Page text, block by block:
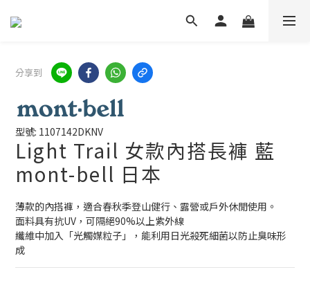
分享到
型號: 1107142DKNV
Light Trail 女款內搭長褲 藍
mont-bell 日本
薄款的內搭褲，適合春秋季登山健行、露營或戶外休閒使用。
面料具有抗UV，可隔絕90%以上紫外線
纖維中加入「光觸媒粒子」，能利用日光殺死細菌以防止臭味形
成